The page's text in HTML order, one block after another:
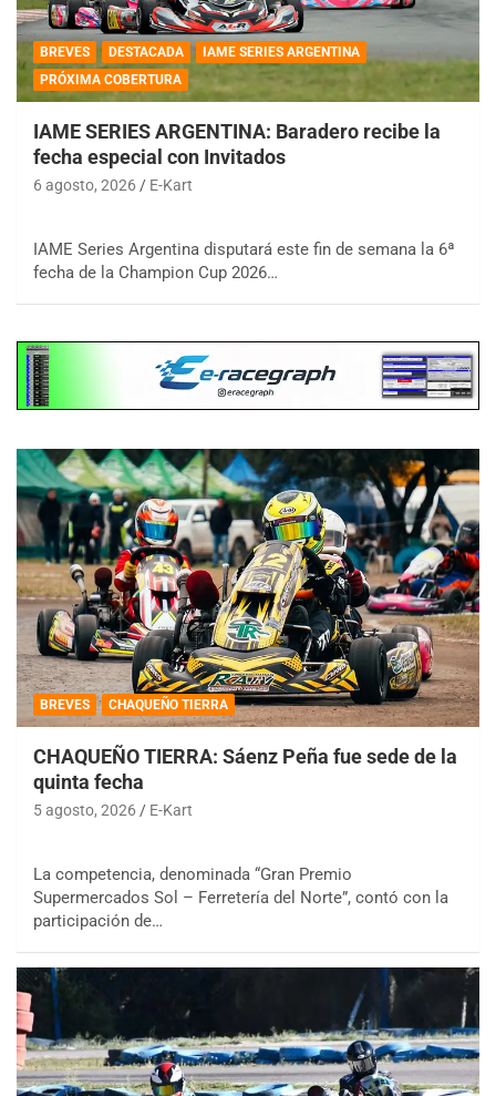
BREVES DESTACADA
IAME SERIES ARGENTINA
PRÓXIMA COBERTURA
IAME SERIES ARGENTINA: Baradero recibe la
fecha especial con Invitados
6 agosto, 2026 E-Kart
IAME Series Argentina disputará este fin de semana la 6ª
fecha de la Champion Cup 2026…
BREVES CHAQUEÑO TIERRA
CHAQUEÑO TIERRA: Sáenz Peña fue sede de la
quinta fecha
5 agosto, 2026 E-Kart
La competencia, denominada “Gran Premio
Supermercados Sol – Ferretería del Norte”, contó con la
participación de…